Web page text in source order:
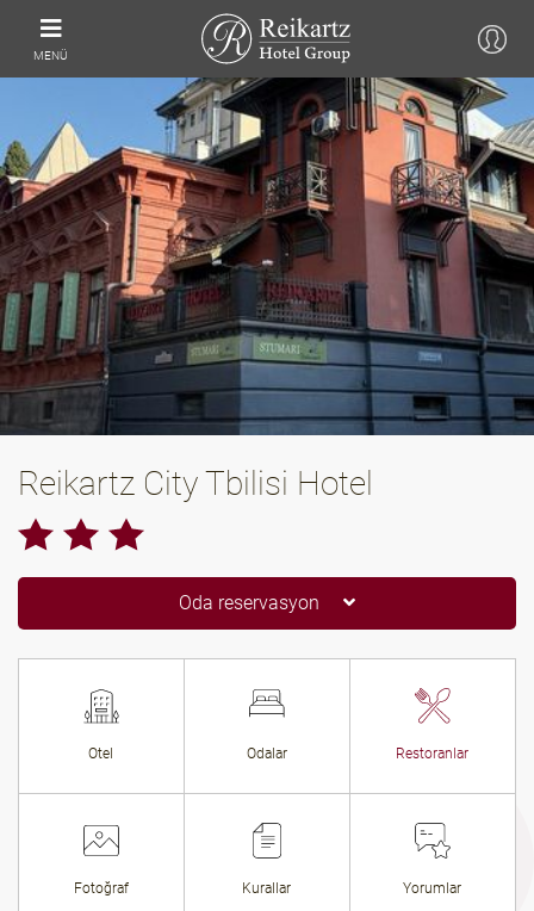
MENÜ
Reikartz City Tbilisi Hotel
Oda reservasyon
Otel Odalar Restoranlar
Fotoğraf Kurallar Yorumlar